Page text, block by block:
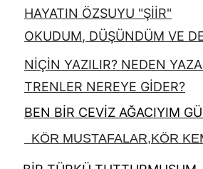
KÖR MUSTAFALAR,KÖR
BEN BİR CEVİZ AĞACIYIM
OKUDUM, DÜŞÜNDÜM VE
TRENLER NEREYE GİDER?
NİÇİN YAZILIR? NEDEN
HAYATIN ÖZSUYU "ŞİİR"